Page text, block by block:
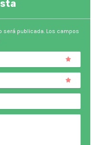
será publicada. Los campos